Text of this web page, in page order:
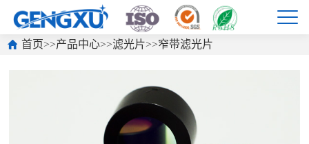
首页>>产品中心>>滤光片>>窄带滤光片